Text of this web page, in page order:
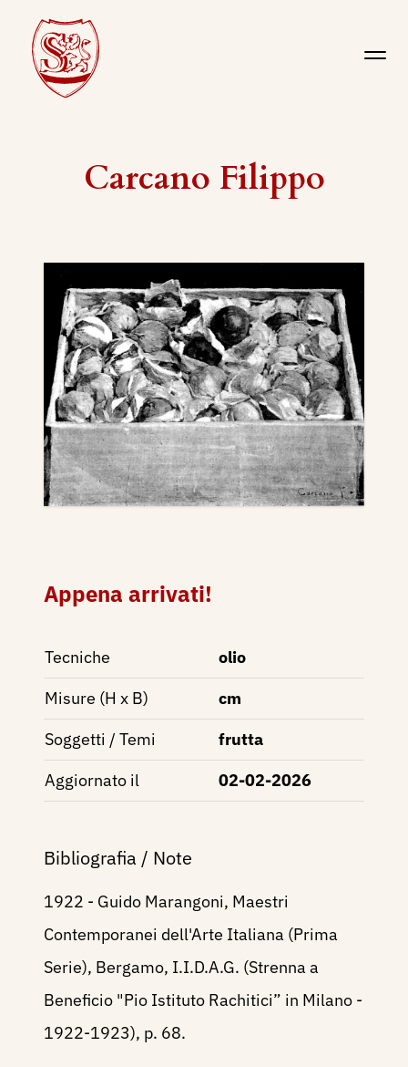
Carcano Filippo
Appena arrivati!
Tecniche
olio
Misure (H x B)
cm
Soggetti / Temi
frutta
Aggiornato il
02-02-2026
Bibliografia / Note
1922 - Guido Marangoni, Maestri
Contemporanei dell'Arte Italiana (Prima
Serie), Bergamo, I.I.D.A.G. (Strenna a
Beneficio "Pio Istituto Rachitici” in Milano -
1922-1923), p. 68.